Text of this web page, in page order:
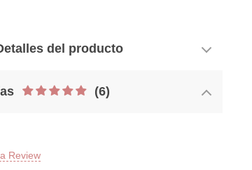
del producto
(6)
Review